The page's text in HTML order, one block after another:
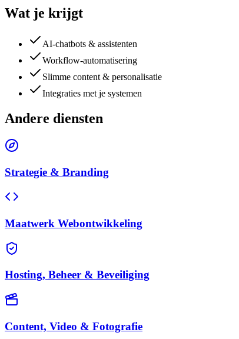
Wat je krijgt
AI-chatbots & assistenten
Workflow-automatisering
Slimme content & personalisatie
Integraties met je systemen
Andere diensten
Strategie & Branding
Maatwerk Webontwikkeling
Hosting, Beheer & Beveiliging
Content, Video & Fotografie